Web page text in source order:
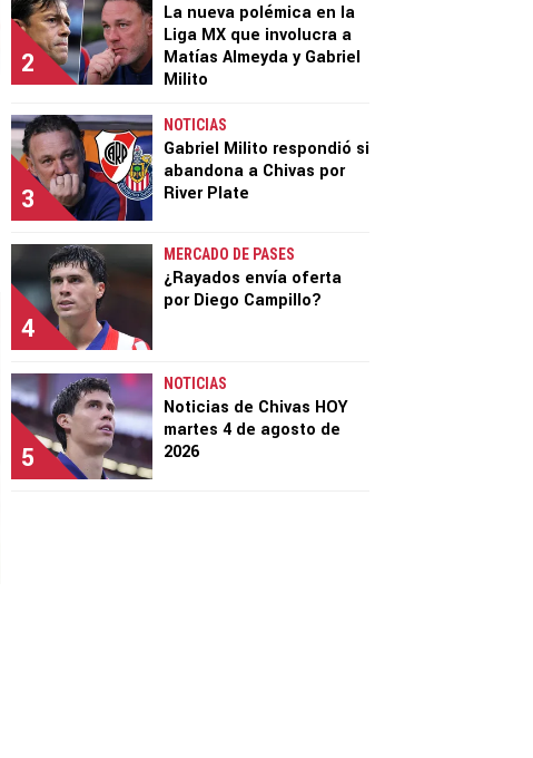
2
La nueva polémica en la
Liga MX que involucra a
Matías Almeyda y Gabriel
Milito
3
NOTICIAS
Gabriel Milito respondió si
abandona a Chivas por
River Plate
4
MERCADO DE PASES
¿Rayados envía oferta
por Diego Campillo?
5
NOTICIAS
Noticias de Chivas HOY
martes 4 de agosto de
2026